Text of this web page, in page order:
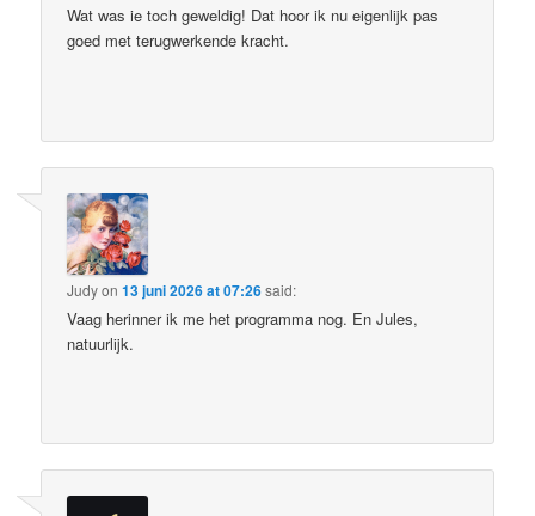
Wat was ie toch geweldig! Dat hoor ik nu eigenlijk pas
goed met terugwerkende kracht.
Judyon13 juni 2026 at 07:26said:
Vaag herinner ik me het programma nog. En Jules,
natuurlijk.